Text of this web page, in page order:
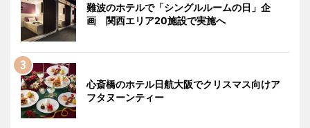
難波のホテルで「シングルルームの日」企
画 関西エリア20施設で実施へ
心斎橋のホテル日航大阪でクリスマス向けア
フタヌーンティー